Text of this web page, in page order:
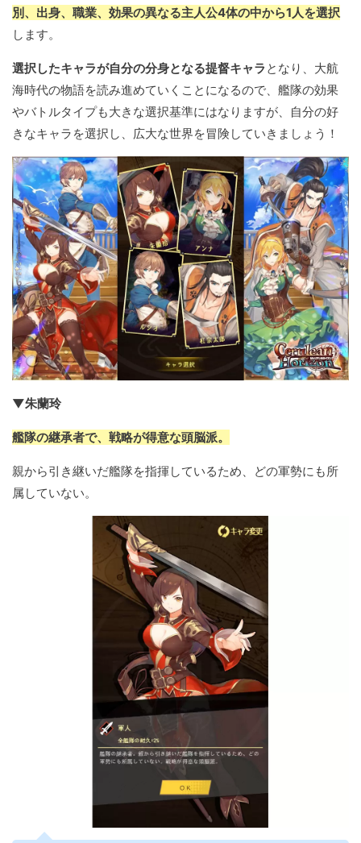
別、出身、職業、効果の異なる主人公4体の中から1人を選択
します。
選択したキャラが自分の分身となる提督キャラ となり、大航
海時代の物語を読み進めていくことになるので、艦隊の効果
やバトルタイプも大きな選択基準にはなりますが、自分の好
きなキャラを選択し、広大な世界を冒険していきましょう！
▼朱蘭玲
艦隊の継承者で、戦略が得意な頭脳派。
親から引き継いだ艦隊を指揮しているため、どの軍勢にも所
属していない。